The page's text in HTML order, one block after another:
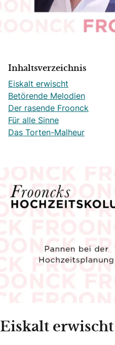
Inhaltsverzeichnis
Eiskalt erwischt
Betörende Melodien
Der rasende Froonck
Für alle Sinne
Das Torten-Malheur
Eiskalt erwischt